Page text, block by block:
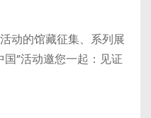
动的馆藏征集、系列展
”活动邀您一起：见证